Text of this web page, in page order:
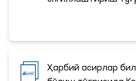
Ҳарбий асирлар